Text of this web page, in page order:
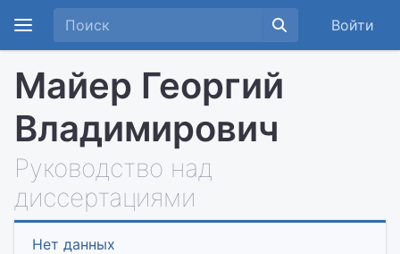
Войти
Майер Георгий
Владимирович
Руководство над
диссертациями
Нет данных